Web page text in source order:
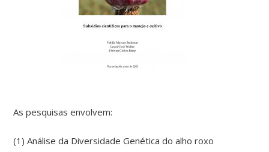
As pesquisas envolvem:
(1) Análise da Diversidade Genética do alho roxo